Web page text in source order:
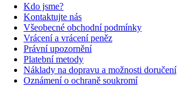
Kdo jsme?
Kontaktujte nás
Všeobecné obchodní podmínky
Vrácení a vrácení peněz
Právní upozornění
Platební metody
Náklady na dopravu a možnosti doručení
Oznámení o ochraně soukromí